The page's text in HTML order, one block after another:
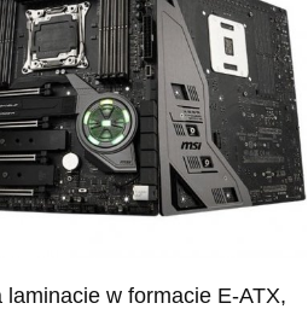
laminacie w formacie E-ATX,